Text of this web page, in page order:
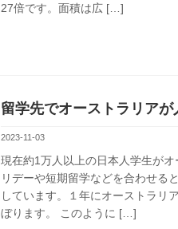
27倍です。面積は広 […]
留学先でオーストラリアが
2023-11-03
現在約1万人以上の日本人学生が
リデーや短期留学などを合わせる
しています。１年にオーストラリ
ぼります。 このように […]